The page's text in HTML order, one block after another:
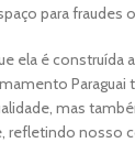
para fraudes
é construída
mas
refletindo